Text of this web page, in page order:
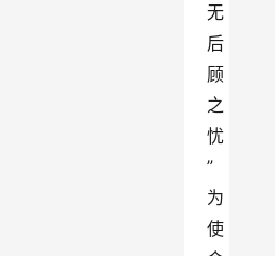
无
后
顾
之
忧
”
为
使